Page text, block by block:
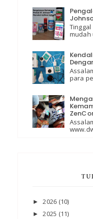
mudah
para
►2026 (10)
►2025 (11)